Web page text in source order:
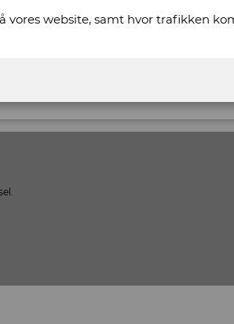
vores website, samt hvor trafikken